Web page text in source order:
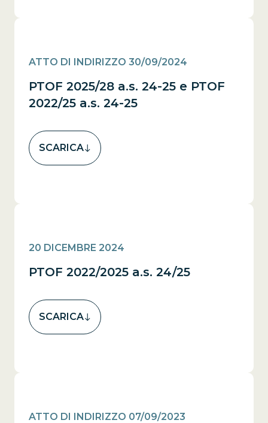
ATTO DI INDIRIZZO 30/09/2024
PTOF 2025/28 a.s. 24-25 e PTOF
2022/25 a.s. 24-25
SCARICA
20 DICEMBRE 2024
PTOF 2022/2025 a.s. 24/25
SCARICA
ATTO DI INDIRIZZO 07/09/2023